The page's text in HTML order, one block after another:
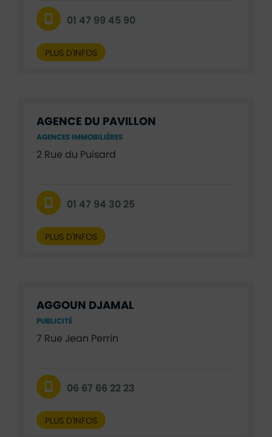
01 47 99 45 90
PLUS D'INFOS
AGENCE DU PAVILLON
AGENCES IMMOBILIÈRES
2 Rue du Puisard
01 47 94 30 25
PLUS D'INFOS
AGGOUN DJAMAL
PUBLICITÉ
7 Rue Jean Perrin
06 67 66 22 23
PLUS D'INFOS